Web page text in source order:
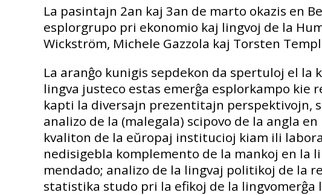
La pasintajn 2an kaj 3an de marto okazis en
esplorgrupo pri ekonomio kaj lingvoj de la
Wickström, Michele Gazzola kaj Torsten
La aranĝo kunigis sepdekon da spertuloj el
lingva justeco estas emerĝa esplorkampo kie
kapti la diversajn prezentitajn perspektivojn,
analizo de la (malegala) scipovo de la angla
kvaliton de la eŭropaj institucioj kiam ili
nedisigebla komplemento de la mankoj en la
mendado; analizo de la lingvaj politikoj de la
statistika studo pri la efikoj de la lingvomerĝa